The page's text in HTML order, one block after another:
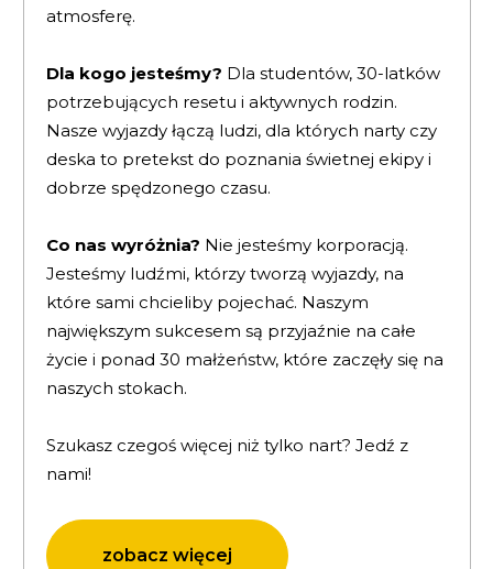
atmosferę.
Dla kogo jesteśmy? Dla studentów, 30-latków
potrzebujących resetu i aktywnych rodzin.
Nasze wyjazdy łączą ludzi, dla których narty czy
deska to pretekst do poznania świetnej ekipy i
dobrze spędzonego czasu.
Co nas wyróżnia? Nie jesteśmy korporacją.
Jesteśmy ludźmi, którzy tworzą wyjazdy, na
które sami chcieliby pojechać. Naszym
największym sukcesem są przyjaźnie na całe
życie i ponad 30 małżeństw, które zaczęły się na
naszych stokach.
Szukasz czegoś więcej niż tylko nart? Jedź z
nami!
zobacz więcej